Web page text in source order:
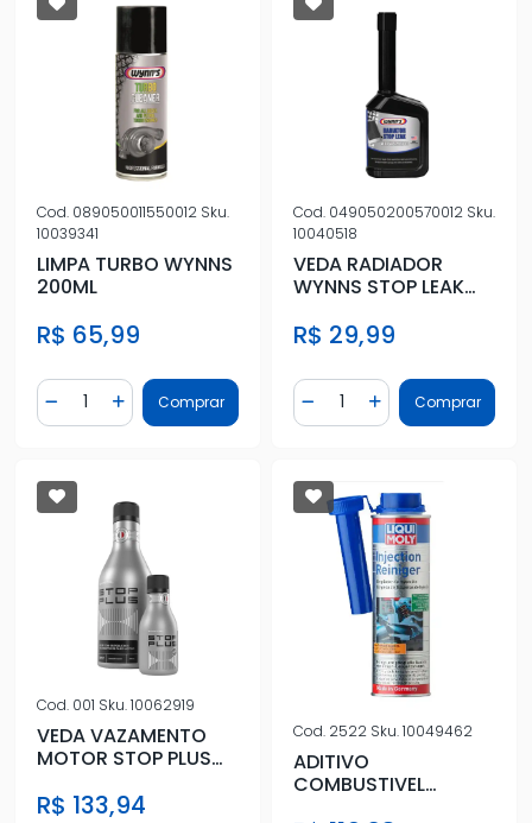
Cod. 089050011550012 Sku.
10039341
LIMPA TURBO WYNNS
200ML
R$ 65,99
Diminuir Quantidade
Quantidade
Adicionar Quantidade
Comprar
Cod. 049050200570012 Sku.
10040518
VEDA RADIADOR
WYNNS STOP LEAK
R$ 29,99
Diminuir Quantidade
Quantidade
AdicionarComprar
Cod. 001 Sku.10062919
VEDA VAZAMENTO
MOTOR STOP PLUS
R$ 133,94
Cod. 2522 Sku.10049462
ADITIVO
COMBUSTIVEL